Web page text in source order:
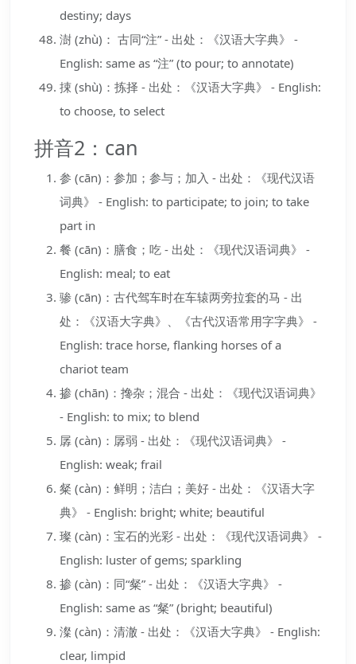
destiny; days
澍 (zhù)： 古同“注” - 出处：《汉语大字典》 -
English: same as “注” (to pour; to annotate)
捒 (shù)：拣择 - 出处：《汉语大字典》 - English:
to choose, to select
拼音2：can
参 (cān)：参加；参与；加入 - 出处：《现代汉语
词典》 - English: to participate; to join; to take
part in
餐 (cān)：膳食；吃 - 出处：《现代汉语词典》 -
English: meal; to eat
骖 (cān)：古代驾车时在车辕两旁拉套的马 - 出
处：《汉语大字典》、《古代汉语常用字字典》 -
English: trace horse, flanking horses of a
chariot team
掺 (chān)：搀杂；混合 - 出处：《现代汉语词典》
- English: to mix; to blend
孱 (càn)：孱弱 - 出处：《现代汉语词典》 -
English: weak; frail
粲 (càn)：鲜明；洁白；美好 - 出处：《汉语大字
典》 - English: bright; white; beautiful
璨 (càn)：宝石的光彩 - 出处：《现代汉语词典》 -
English: luster of gems; sparkling
掺 (càn)：同“粲” - 出处：《汉语大字典》 -
English: same as “粲” (bright; beautiful)
澯 (càn)：清澈 - 出处：《汉语大字典》 - English:
clear, limpid